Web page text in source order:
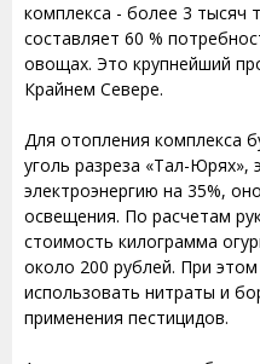
комплекса - более 3 тысяч
составляет 60 %
овощах. Это крупнейший
Крайнем Севере.
Для отопления комплекса
уголь разреза «Тал-Юрях»,
электроэнергию на 35%,
освещения. По расчетам
стоимость килограмма
около 200 рублей. При
использовать нитраты и
применения пестицидов.